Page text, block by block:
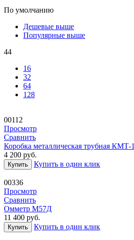
По умолчанию
Дешевые выше
Популярные выше
44
16
32
64
128
00112
Просмотр
Сравнить
Коробка металлическая трубная КМТ-1
4 200 руб.
Купить Купить в один клик
00336
Просмотр
Сравнить
Омметр М57Д
11 400 руб.
Купить Купить в один клик